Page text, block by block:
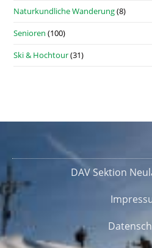
Naturkundliche Wanderung(8)
Senioren (100)
Ski & Hochtour(31)
DAV Sektion